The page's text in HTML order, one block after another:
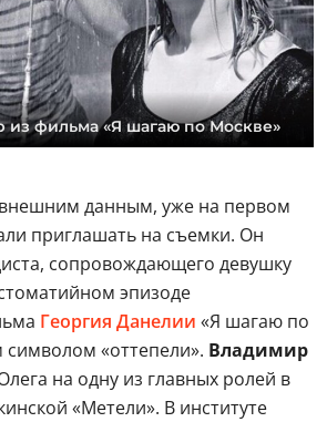
из фильма «Я шагаю по Москве»
данным, уже на первом
приглашать на съемки. Он
сопровождающего девушку
эпизоде
Георгия Данелии «Я шагаю по
«оттепели». Владимир
на одну из главных ролей в
«Метели». В институте